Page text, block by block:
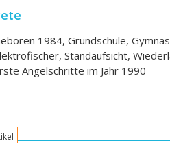
1984, Grundschule,
Standaufsicht,
Angelschritte im Jahr 1990